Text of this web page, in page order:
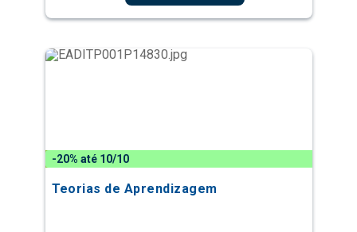
-20% até 10/10
Teorias de Aprendizagem